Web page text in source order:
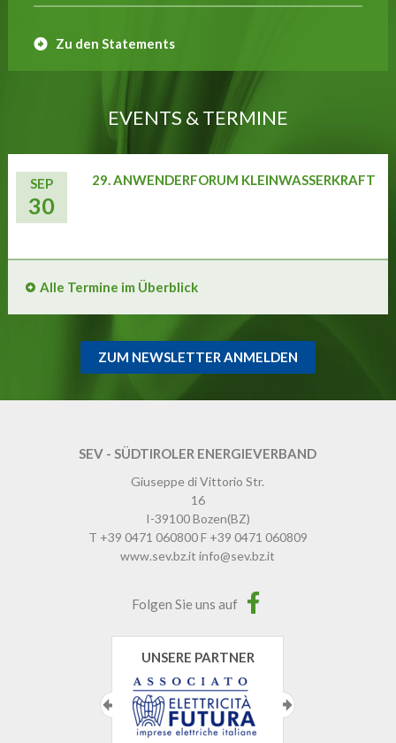
Zu den Statements
EVENTS & TERMINE
SEP
30
29. ANWENDERFORUM KLEINWASSERKRAFT
Alle Termine im Überblick
ZUM NEWSLETTER ANMELDEN
SEV - SÜDTIROLER ENERGIEVERBAND
Giuseppe di Vittorio Str.
16
I-39100Bozen(BZ)
T +39 0471 060800F +39 0471 060809
www.sev.bz.it info@sev.bz.it
Folgen Sie uns auf
UNSERE PARTNER